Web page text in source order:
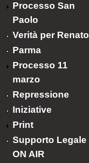
Processo San
Paolo
Verità per Renato
Parma
Processo 11
marzo
Repressione
Iniziative
Print
Supporto Legale
ON AIR